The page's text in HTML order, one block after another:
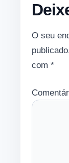
O seu
com *